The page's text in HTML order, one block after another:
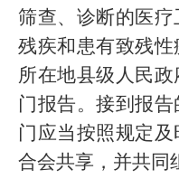
筛查、诊断的医
残疾和患有致残
所在地县级人民
门报告。接到报
门应当按照规定
合会共享，并共同